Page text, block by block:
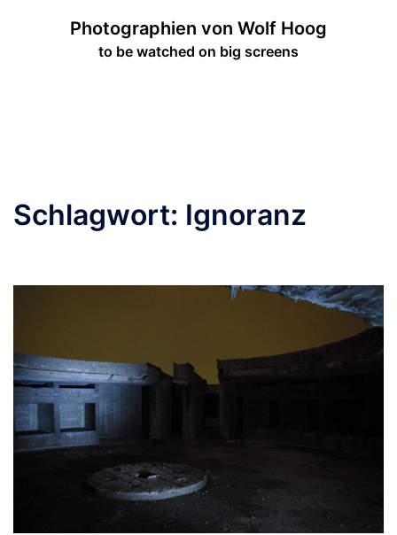
Photographien von Wolf Hoog
to be watched on big screens
Schlagwort: Ignoranz